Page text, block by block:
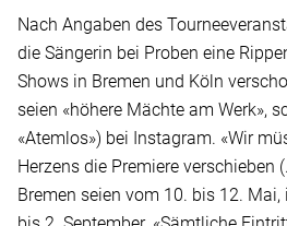
Nach Angaben des
die Sängerin bei Proben eine
Shows in Bremen und Köln
seien «höhere Mächte am Werk»,
«Atemlos») bei Instagram. «Wir
Herzens die Premiere verschieben
Bremen seien vom 10. bis 12.